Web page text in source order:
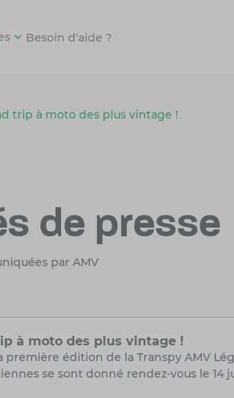
Besoin d'aide ?
trip à moto des plus vintage !
de presse
par AMV
à moto des plus vintage !
première édition de la Transpy AMV
se sont donné rendez-vous le